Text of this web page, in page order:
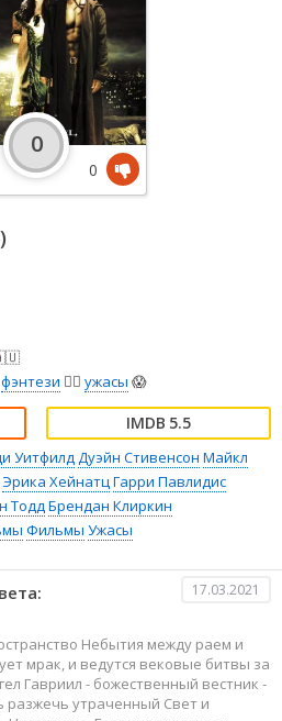
фэнтези 🧝‍♂️ ужасы 😱
5.5
УитфилдДуэйн Стивенсон Майкл
Эрика ХейнатцГарри Павлидис
ТоддБрендан Клиркин
Фильмы Ужасы
0
0
17.03.2021
Небытия между раем и
мрак, и ведутся вековые битвы за
Гавриил - божественный вестник -
разжечь утраченный Свет и